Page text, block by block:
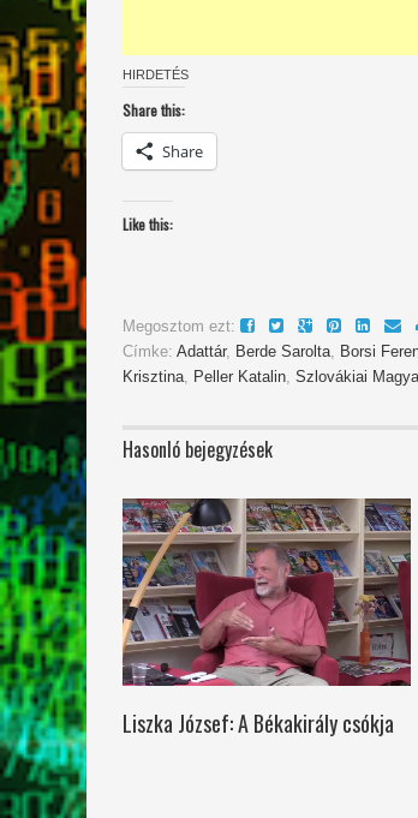
HIRDETÉS
Share this:
Share
Like this:
Megosztom ezt:
Címke: Adattár, Berde Sarolta Borsi
Krisztina
Peller Katalin Szlovákiai
Hasonló bejegyzések
Liszka József: A Békakirály csókja